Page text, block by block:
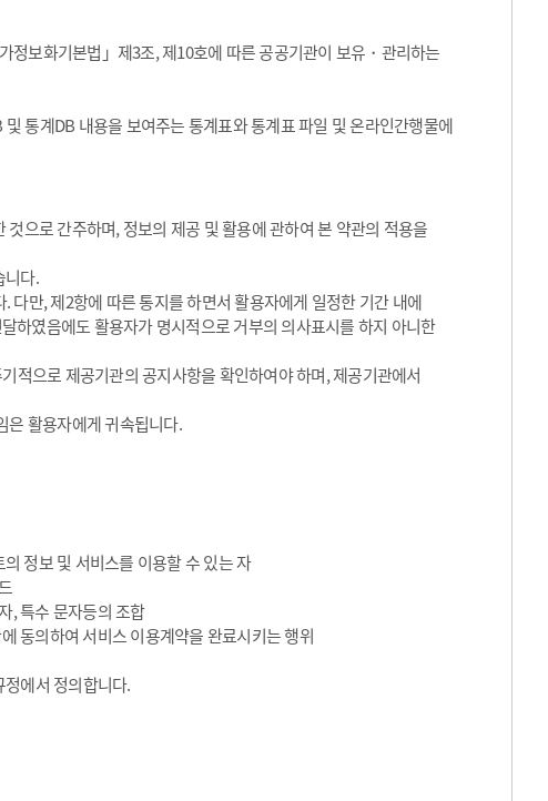
정보화기본법」제3조, 제10호에 따른 공공기관이 보유・관리하는
통계DB 내용을 보여주는 통계표와 통계표 파일 및 온라인간행물에
으로 간주하며, 정보의 제공 및 활용에 관하여 본 약관의 적용을
니다.
만, 제2항에 따른 통지를 하면서 활용자에게 일정한 기간 내에
하였음에도 활용자가 명시적으로 거부의 의사표시를 하지 아니한
적으로 제공기관의 공지사항을 확인하여야 하며, 제공기관에서
은 활용자에게 귀속됩니다.
정보 및 서비스를 이용할 수 있는 자
, 특수 문자등의 조합
동의하여 서비스 이용계약을 완료시키는 행위
에서 정의합니다.